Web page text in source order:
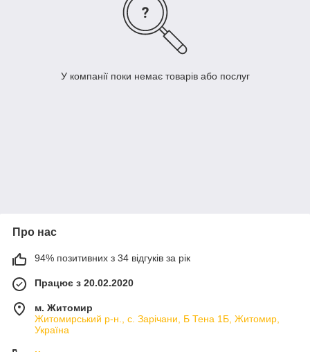
У компанії поки немає товарів або послуг
Про нас
94% позитивних з 34 відгуків за рік
Працює з 20.02.2020
м. Житомир
Житомирський р-н., с. Зарічани, Б Тена 1Б, Житомир,
Україна